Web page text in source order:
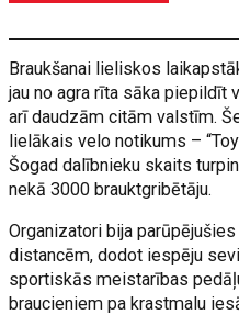
Braukšanai lieliskos
jau no agra rīta sāka piepildīt
arī daudzām citām valstīm.
lielākais velo notikums –
Šogad dalībnieku skaits
nekā 3000 brauktgribētāju.
Organizatori bija
distancēm, dodot iespēju
sportiskās meistarības
braucieniem pa krastmalu